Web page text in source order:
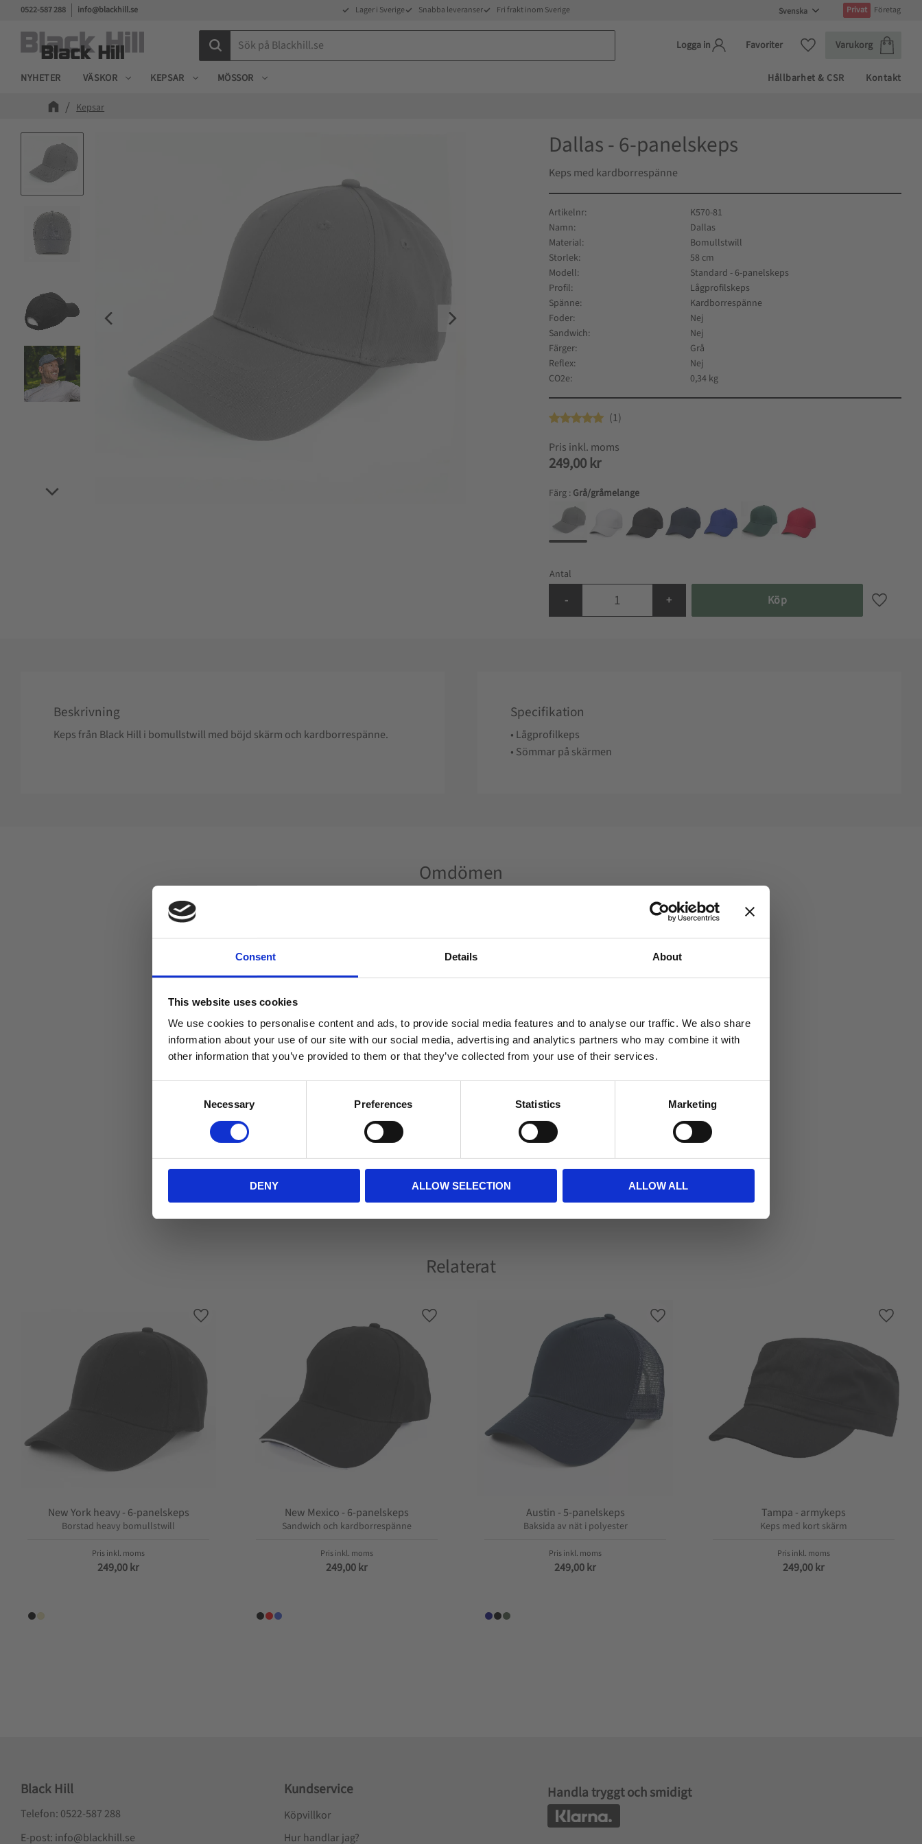
Consent Details About
This website uses cookies
We use cookies to personalise content and ads, to provide social media features and to analyse our traffic. We also share
information about your use of our site with our social media, advertising and analytics partners who may combine it with
other information that you’ve provided to them or that they’ve collected from your use of their services.
e
n
Necessary Preferences Statistics Marketing
DENY ALLOW SELECTION ALLOW ALL
0522-587 288 info@blackhill.se Lager i Sverige Snabba leveranser Fri frakt inom Sverige Privat Företag
Logga in Favoriter Varukorg
Favoriter Kundvagn
NYHETER VÄSKOR KEPSAR MÖSSOR Hållbarhet & CSR Kontakt
Kepsar
Dallas - 6-panelskeps
Keps med kardborrespänne
249,00 kr
Färg : Grå/gråmelange
Antal
+
- Köp Lägg till
Artikelnr
K570-81
Namn
Dallas
Material
Bomullstwill
Storlek
58 cm
Modell
Standard - 6-panelskeps
Profil
Lågprofilskeps
Spänne
Kardborrespänne
Foder
Nej
Sandwich
Nej
Färger
Grå
Reflex
Nej
CO2e
0,34 kg
1
Beskrivning
Keps från Black Hill i bomullstwill med böjd skärm och kardborrespänne.
Specifikation
• Lågprofilkeps
• Sömmar på skärmen
Omdömen
Sofia Gregerstam N.
Min favorit keps någonsin! Den är skön, sitter lagom långt ner på huvudet och sitter
bra i de flesta väder - även när man t.ex kör öppen båt. Kan varmt rekommendera!
bak.
Relaterat
New York heavy - 6-panelskeps
Borstad heavy bomullstwill
249,00kr
Lägg till i favoriter
New Mexico - 6-panelskeps
Sandwich och kardborrespänne
249,00kr
Lägg till i favoriter
Austin - 5-panelskeps
Baksida av nät i polyester
249,00kr
Lägg till i favoriter
Tampa - armykeps
Keps med kort skärm
249,00kr
Lägg
Black Hill
Telefon: 0522-587 288
E-post: info@blackhill.se
Kundservice
Köpvillkor
Hur handlar jag?
Handla tryggt och smidigt
Vill du handla som företag eller privatperson?